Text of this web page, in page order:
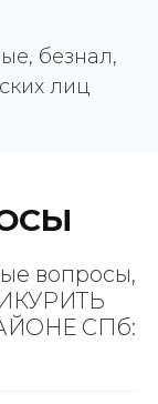
безнал,
лиц
вопросы,
СПб: